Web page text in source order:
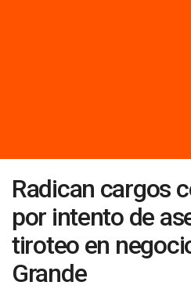
Radican cargos
por intento de
tiroteo en
Grande